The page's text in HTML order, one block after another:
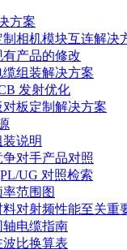
方案
制相机模块互连解决
有产品的修改
缆组装解决方案
发射优化
对板定制解决方案
装说明
争对手产品对照
UG 对照检索
率范围图
料对射频性能至关重
轴电缆指南
波比换算表